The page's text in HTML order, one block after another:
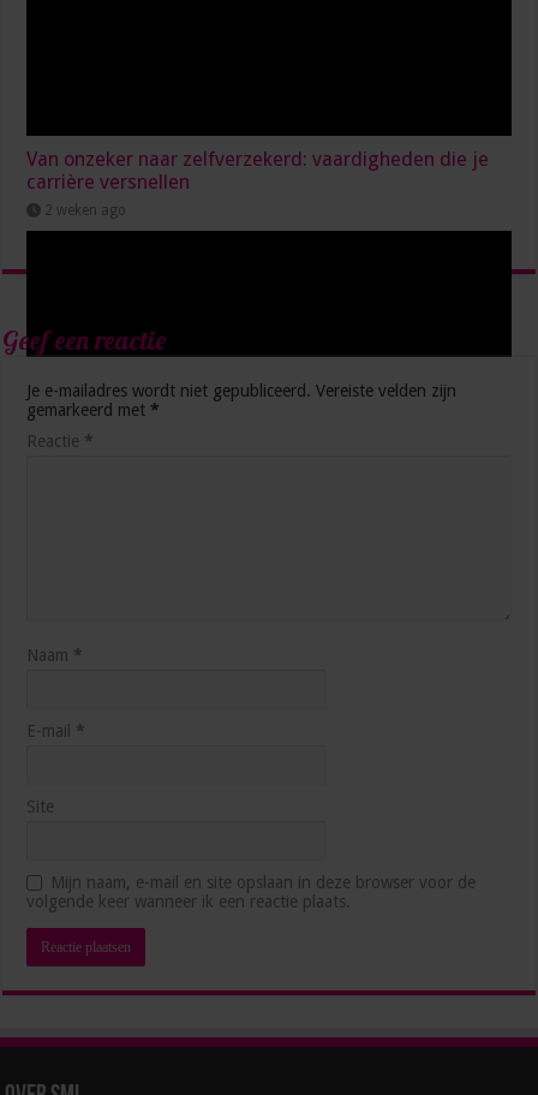
Van onzeker naar zelfverzekerd: vaardigheden die je
carrière versnellen
2 weken ago
zonder jezelf voorbij te lopen?
juli 1, 2026
Geef een reactie
Je e-mailadres wordt niet gepubliceerd. Vereiste velden zijn
gemarkeerd met *
Reactie *
Naam *
E-mail *
Site
Mijn naam, e-mail en site opslaan in deze browser voor de
volgende keer wanneer ik een reactie plaats.